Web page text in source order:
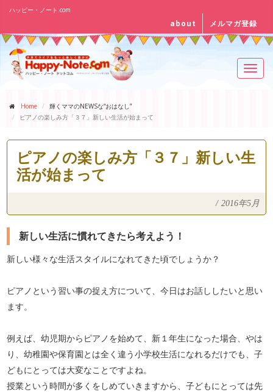
ハッピー・ノート.com
about メルマガ登録
Home
輝くママのNEWSな“おはなし”
ピアノの楽しみ方「３７」新しい生活が始まって
ピアノの楽しみ方「３７」新しい生
活が始まって
/ 2016年5月
新しい生活に慣れてきたら考えよう！
新しい様々な生活スタイルになれてきた頃でしょうか？
ピアノという習い事の捉え方について、今日はお話ししたいと思い
ます。
例えば、幼児期からピアノを始めて、新１年生になった場合、やは
り、幼稚園や保育園とは全く違う小学校生活になれるだけでも、子
どもにとっては大変なことですよね。
授業という時間が多くをしめていきますから、子どもにとっては先